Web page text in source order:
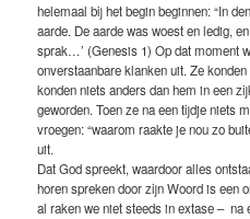
helemaal bij het begin beginnen: “In
aarde. De aarde was woest en ledig,
sprak…’ (Genesis 1) Op dat moment
onverstaanbare klanken uit. Ze
konden niets anders dan hem in een
geworden. Toen ze na een tijdje niets
vroegen: “waarom raakte je nou zo
uit.
Dat God spreekt, waardoor alles
horen spreken door zijn Woord is een
al raken we niet steeds in extase – na